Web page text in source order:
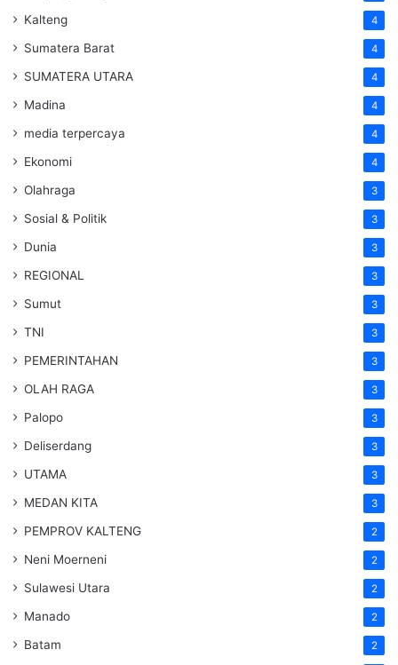
Kalteng 4
Sumatera Barat 4
SUMATERA UTARA 4
Madina 4
media terpercaya 4
Ekonomi 4
Olahraga 3
Sosial & Politik 3
Dunia 3
REGIONAL 3
Sumut 3
TNI 3
PEMERINTAHAN 3
OLAH RAGA 3
Palopo 3
Deliserdang 3
UTAMA 3
MEDAN KITA 3
PEMPROV KALTENG 2
Neni Moerneni 2
Sulawesi Utara 2
Manado 2
Batam 2